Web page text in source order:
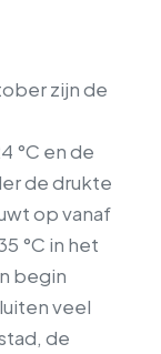
zijn de
°C en de
de drukte
op vanaf
°C in het
begin
veel
de